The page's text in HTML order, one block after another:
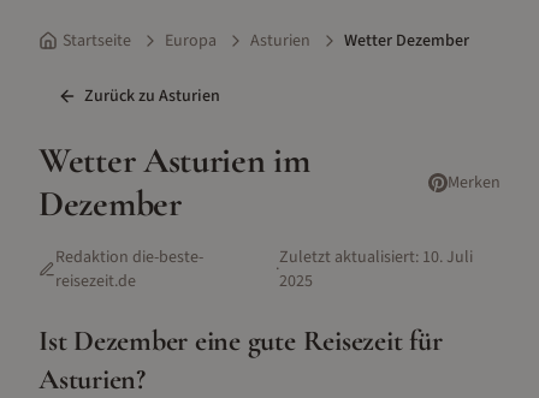
Startseite Europa Asturien Wetter Dezember
Zurück zu Asturien
WetterAsturien im
Dezember
Merken
Redaktion die-beste-
reisezeit.de
·Zuletzt aktualisiert: 10. Juli
2025
Ist Dezember eine gute Reisezeit für
Asturien?